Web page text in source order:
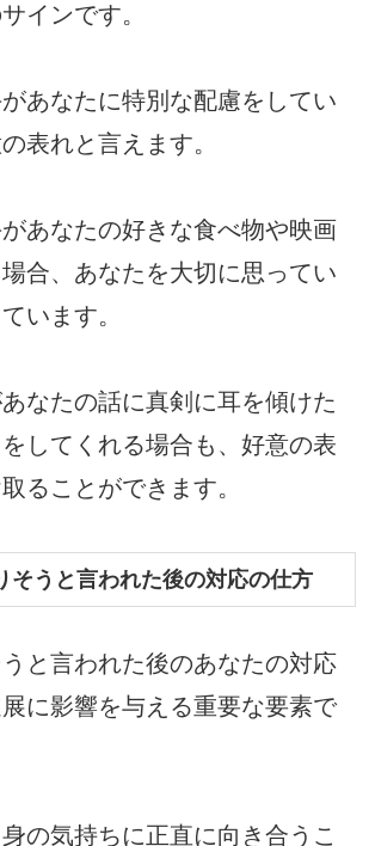
インです。
あなたに特別な配慮をしてい
表れと言えます。
あなたの好きな食べ物や映画
合、あなたを大切に思ってい
います。
なたの話に真剣に耳を傾けた
してくれる場合も、好意の表
ることができます。
そうと言われた後の対応の仕方
と言われた後のあなたの対応
に影響を与える重要な要素で
の気持ちに正直に向き合うこ